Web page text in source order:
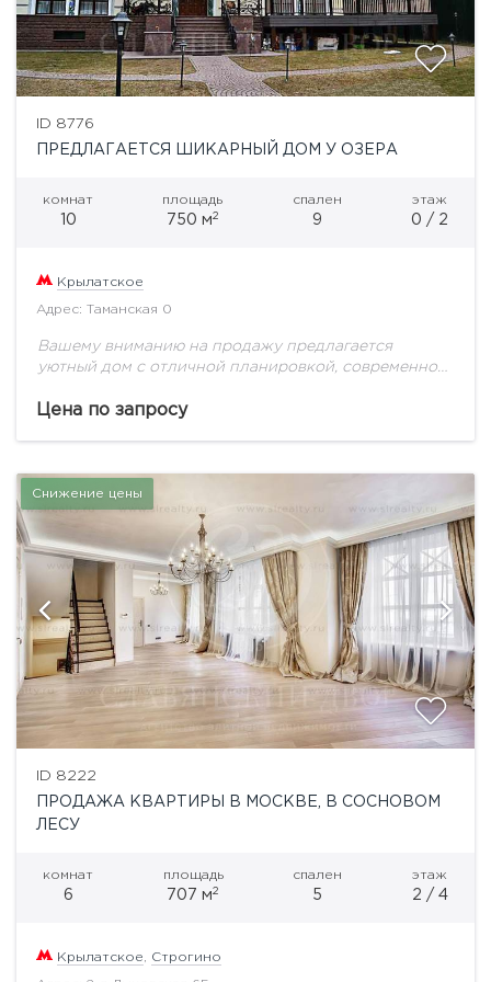
ID 8776
ПРЕДЛАГАЕТСЯ ШИКАРНЫЙ ДОМ У ОЗЕРА
комнат
10
площадь
750 м2
спален
9
этаж
0 / 2
Крылатское
Адрес: Таманская 0
Вашему вниманию на продажу предлагается
уютный дом с отличной планировкой, современной
этаж: кухня - столовая, каминная комната, 2 спальни
Цена по запросу
Снижение цены
ID 8222
ПРОДАЖА КВАРТИРЫ В МОСКВЕ, В СОСНОВОМ
ЛЕСУ
комнат
6
площадь
707 м2
спален
5
этаж
2 / 4
Крылатское Строгино